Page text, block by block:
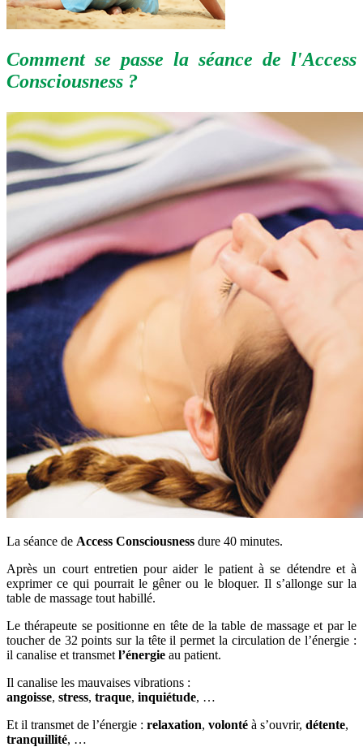
Comment se passe la séance de l'Access
Consciousness ?
La séance de Access Consciousness dure 40 minutes.
Après un court entretien pour aider le patient à se détendre et à
exprimer ce qui pourrait le gêner ou le bloquer. Il s’allonge sur la
table de massage tout habillé.
Le thérapeute se positionne en tête de la table de massage et par le
toucher de 32 points sur la tête il permet la circulation de l’énergie :
il canalise et transmet l’énergie au patient.
Il canalise les mauvaises vibrations :
angoisse, stress, traque, inquiétude, …
Et il transmet de l’énergie : relaxation, volonté à s’ouvrir, détente,
tranquillité, …